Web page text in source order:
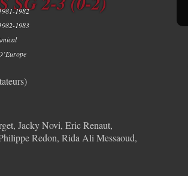
1982
1983
Jacky Novi, Eric Renaut,
Redon, Rida Ali Messaoud,